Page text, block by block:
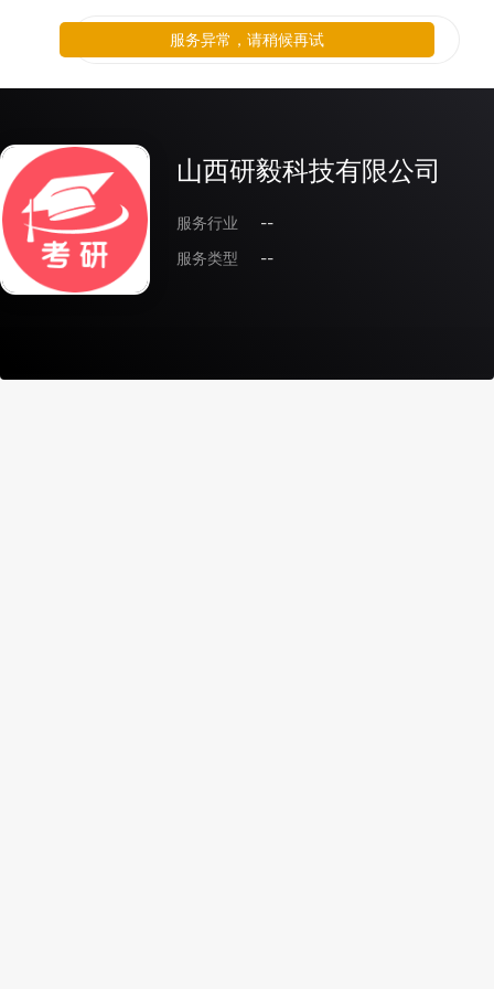
山西研毅科技有限公司
服务行业
--
服务类型
--
服务异常，请稍候再试